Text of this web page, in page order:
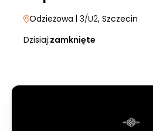
Odzieżowa | 3/U2, Szczecin
Dzisiaj:zamknięte